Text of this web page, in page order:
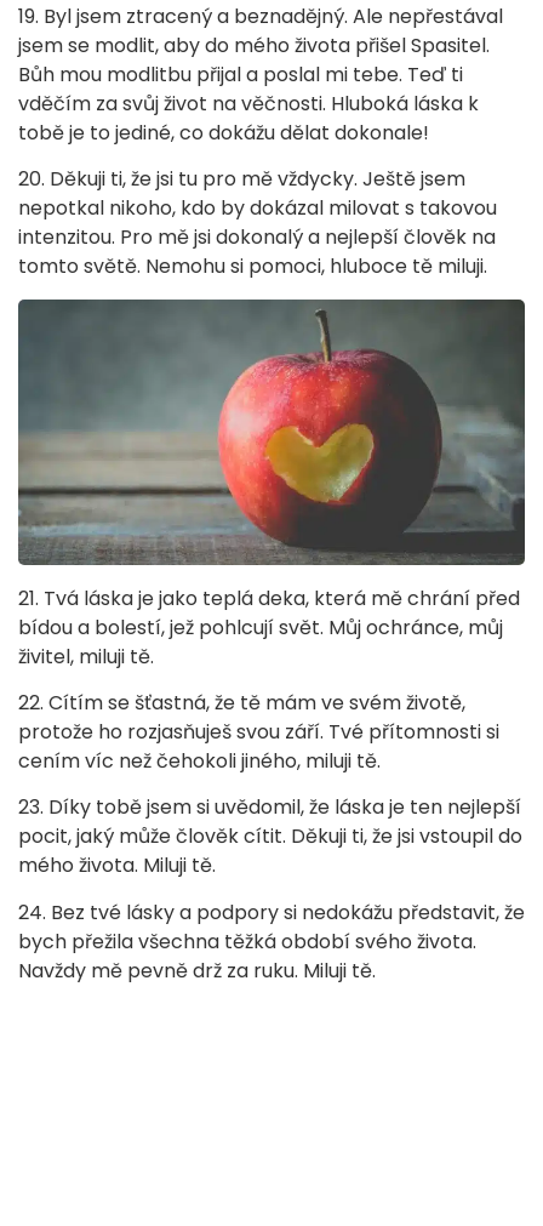
19. Byl jsem ztracený a beznadějný. Ale nepřestával
jsem se modlit, aby do mého života přišel Spasitel.
Bůh mou modlitbu přijal a poslal mi tebe. Teď ti
vděčím za svůj život na věčnosti. Hluboká láska k
tobě je to jediné, co dokážu dělat dokonale!
20. Děkuji ti, že jsi tu pro mě vždycky. Ještě jsem
nepotkal nikoho, kdo by dokázal milovat s takovou
intenzitou. Pro mě jsi dokonalý a nejlepší člověk na
tomto světě. Nemohu si pomoci, hluboce tě miluji.
21. Tvá láska je jako teplá deka, která mě chrání před
bídou a bolestí, jež pohlcují svět. Můj ochránce, můj
živitel, miluji tě.
22. Cítím se šťastná, že tě mám ve svém životě,
protože ho rozjasňuješ svou září. Tvé přítomnosti si
cením víc než čehokoli jiného, miluji tě.
23. Díky tobě jsem si uvědomil, že láska je ten nejlepší
pocit, jaký může člověk cítit. Děkuji ti, že jsi vstoupil do
mého života. Miluji tě.
24. Bez tvé lásky a podpory si nedokážu představit, že
bych přežila všechna těžká období svého života.
Navždy mě pevně drž za ruku. Miluji tě.